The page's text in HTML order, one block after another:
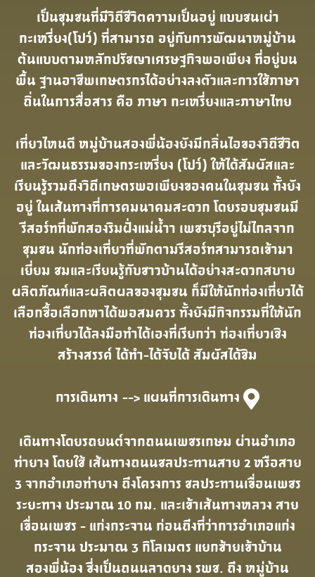
เป็นชุมชนที่มีวิถีชีวิตความเป็นอยู่ แบบชนเผ่า
กะเหรี่ยง(โปว์) ที่สามารถ อยู่กับการพัฒนาหมู่บ้าน
ต้นแบบตามหลักปรัชญาเศรษฐกิจพอเพียง ที่อยู่บน
พื้น ฐานอาชีพเกษตรกรได้อย่างลงตัวและการใช้ภาษา
ถิ่นในการสื่อสาร คือ ภาษา กะเหรี่ยงและภาษาไทย
เที่ยวไหนดี หมู่บ้านสองพี่น้องยังมีกลิ่นไอของวิถีชีวิต
และวัฒนธรรมของกระเหรี่ยง (โปว์) ให้ได้สัมผัสและ
เรียนรู้รวมถึงวิถีเกษตรพอเพียงของคนในชุมชน ทั้งยัง
อยู่ ในเส้นทางที่การคมนาคมสะดวก โดยรอบชุมชนมี
รีสอร์ทที่พักสองริมฝั่งแม่น้ำา เพชรบุรีอยู่ไม่ไกลจาก
ชุมชน นักท่องเที่ยวที่พักตามรีสอร์ทสามารถเข้ามา
เยี่ยม ชมและเรียนรู้กับชาวบ้านได้อย่างสะดวกสบาย
ผลิตภัณฑ์และผลิตผลของชุมชน ก็มีให้นักท่องเที่ยวได้
เลือกซื้อเลือกหาได้พอสมควร ทั้งยังมีกิจกรรมที่ให้นัก
ท่องเที่ยวได้ลงมือทําได้เองที่เรียกว่า ท่องเที่ยวเชิง
สร้างสรรค์ ได้ทํา-ได้จับได้ สัมผัสได้ชิม
การเดินทาง--> แผนที่การเดินทาง
เดินทางโดยรถยนต์จากถนนเพชรเกษม ผ่านอําเภอ
ท่ายาง โดยใช้ เส้นทางถนนชลประทานสาย 2 หรือสาย
3 จากอําเภอท่ายาง ถึงโครงการ ชลประทานเขื่อนเพชร
ระยะทาง ประมาณ 10 กม. และเข้าเส้นทางหลวง สาย
เขื่อนเพชร - แก่งกระจาน ก่อนถึงที่ว่าการอําเภอแก่ง
กระจาน ประมาณ 3 กิโลเมตร แยกซ้ายเข้าบ้าน
สองพี่น้อง ซึ่งเป็นถนนลาดยาง รพช. ถึง หมู่บ้าน